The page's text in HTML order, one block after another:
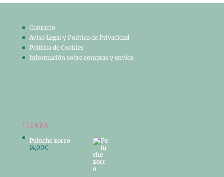
Contacto
Aviso Legal y Política de Privacidad
Política de Cookies
Información sobre compras y envíos
TIENDA
Peluche zorro
14,00€